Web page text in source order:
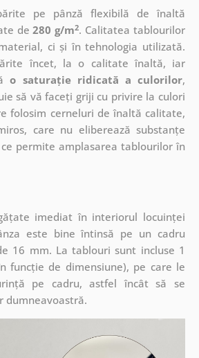
pe pânză flexibilă de înaltă
de280 g/m2. Calitatea tablourilor
ci și în tehnologia utilizată.
încet, la o calitate înaltă, iar
o saturație ridicată a culorilor,
să vă faceți griji cu privire la culori
folosim cerneluri de înaltă calitate,
care nu eliberează substanțe
permite amplasarea tablourilor în
imediat în interiorul locuinței
este bine întinsă pe un cadru
16 mm. La tablouri sunt incluse 1
funcție de dimensiune), pe care le
pe cadru, astfel încât să se
dumneavoastră.